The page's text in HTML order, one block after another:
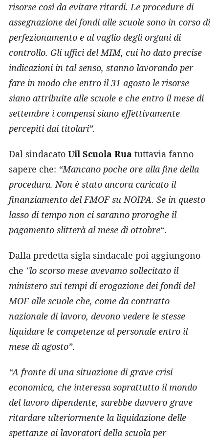
risorse così da evitare ritardi. Le procedure di
assegnazione dei fondi alle scuole sono in corso di
perfezionamento e al vaglio degli organi di
controllo. Gli uffici del MIM, cui ho dato precise
indicazioni in tal senso, stanno lavorando per
fare in modo che entro il 31 agosto le risorse
siano attribuite alle scuole e che entro il mese di
settembre i compensi siano effettivamente
percepiti dai titolari”.
Dal sindacato Uil Scuola Rua tuttavia fanno
sapere che: “Mancano poche ore alla fine della
procedura. Non è stato ancora caricato il
finanziamento del FMOF su NOIPA. Se in questo
lasso di tempo non ci saranno proroghe il
pagamento slitterà al mese di ottobre“.
Dalla predetta sigla sindacale poi aggiungono
che "lo scorso mese avevamo sollecitato il
ministero sui tempi di erogazione dei fondi del
MOF alle scuole che, come da contratto
nazionale di lavoro, devono vedere le stesse
liquidare le competenze al personale entro il
mese di agosto”.
“A fronte di una situazione di grave crisi
economica, che interessa soprattutto il mondo
del lavoro dipendente, sarebbe davvero grave
ritardare ulteriormente la liquidazione delle
spettanze ai lavoratori della scuola per